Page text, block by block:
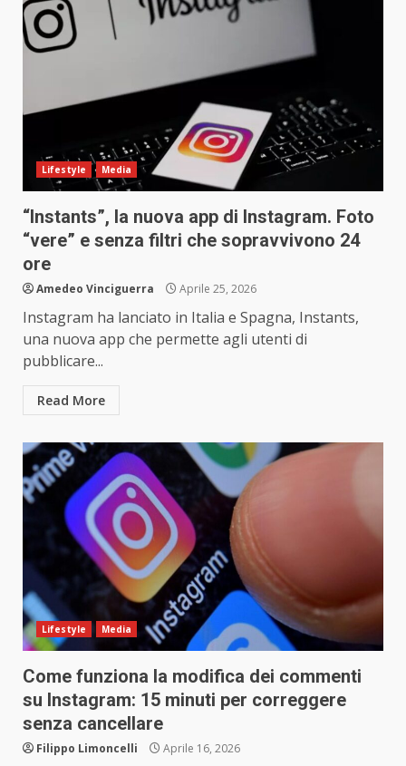
Lifestyle Media
“Instants”, la nuova app di Instagram. Foto
“vere” e senza filtri che sopravvivono 24
ore
Amedeo Vinciguerra Aprile 25, 2026
Instagram ha lanciato in Italia e Spagna, Instants,
una nuova app che permette agli utenti di
pubblicare...
Read More
Lifestyle Media
Come funziona la modifica dei commenti
su Instagram: 15 minuti per correggere
senza cancellare
Filippo Limoncelli Aprile 16, 2026